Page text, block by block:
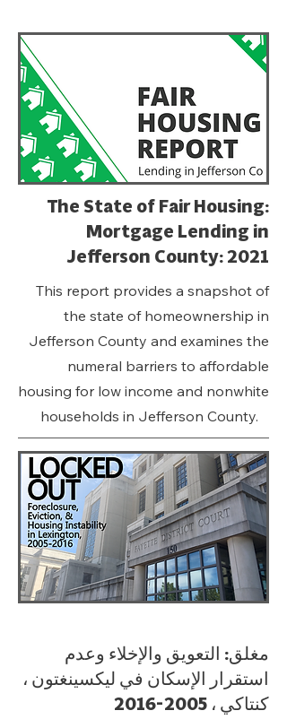
The State of Fair Housing:
Mortgage Lending in
Jefferson County: 2021
This report provides a snapshot of
the state of homeownership in
Jefferson County and examines the
numeral barriers to affordable
housing for low income and nonwhite
households in Jefferson County.
مغلق: التعويق والإخلاء وعدم
استقرار الإسكان في ليكسينغتون ،
كنتاكي ، 2005-2016